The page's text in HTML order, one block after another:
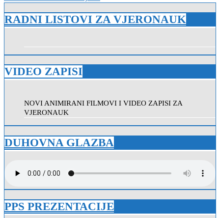
objava
RADNI LISTOVI ZA VJERONAUK
VIDEO ZAPISI
NOVI ANIMIRANI FILMOVI I VIDEO ZAPISI ZA
VJERONAUK
DUHOVNA GLAZBA
PPS PREZENTACIJE